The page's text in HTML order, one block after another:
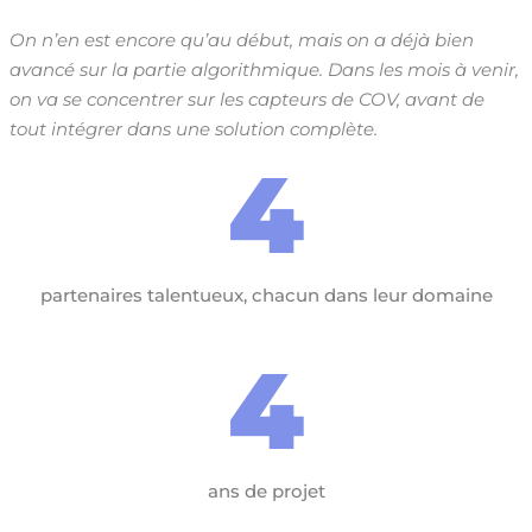
On n’en est encore qu’au début, mais on a déjà bien
avancé sur la partie algorithmique. Dans les mois à venir,
on va se concentrer sur les capteurs de COV, avant de
tout intégrer dans une solution complète.
4
partenaires talentueux, chacun dans leur domaine
4
ans de projet